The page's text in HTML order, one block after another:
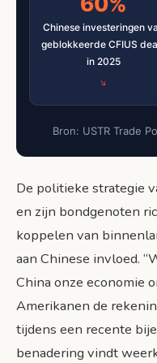
Chinese investeringen
geblokkeerde CFIUS
in 2025
Bron: USTR Trade
De politieke strategie
en zijn bondgenoten
koppelen van
aan Chinese invloed.
China onze economie
Amerikanen de
tijdens een recente
benadering vindt